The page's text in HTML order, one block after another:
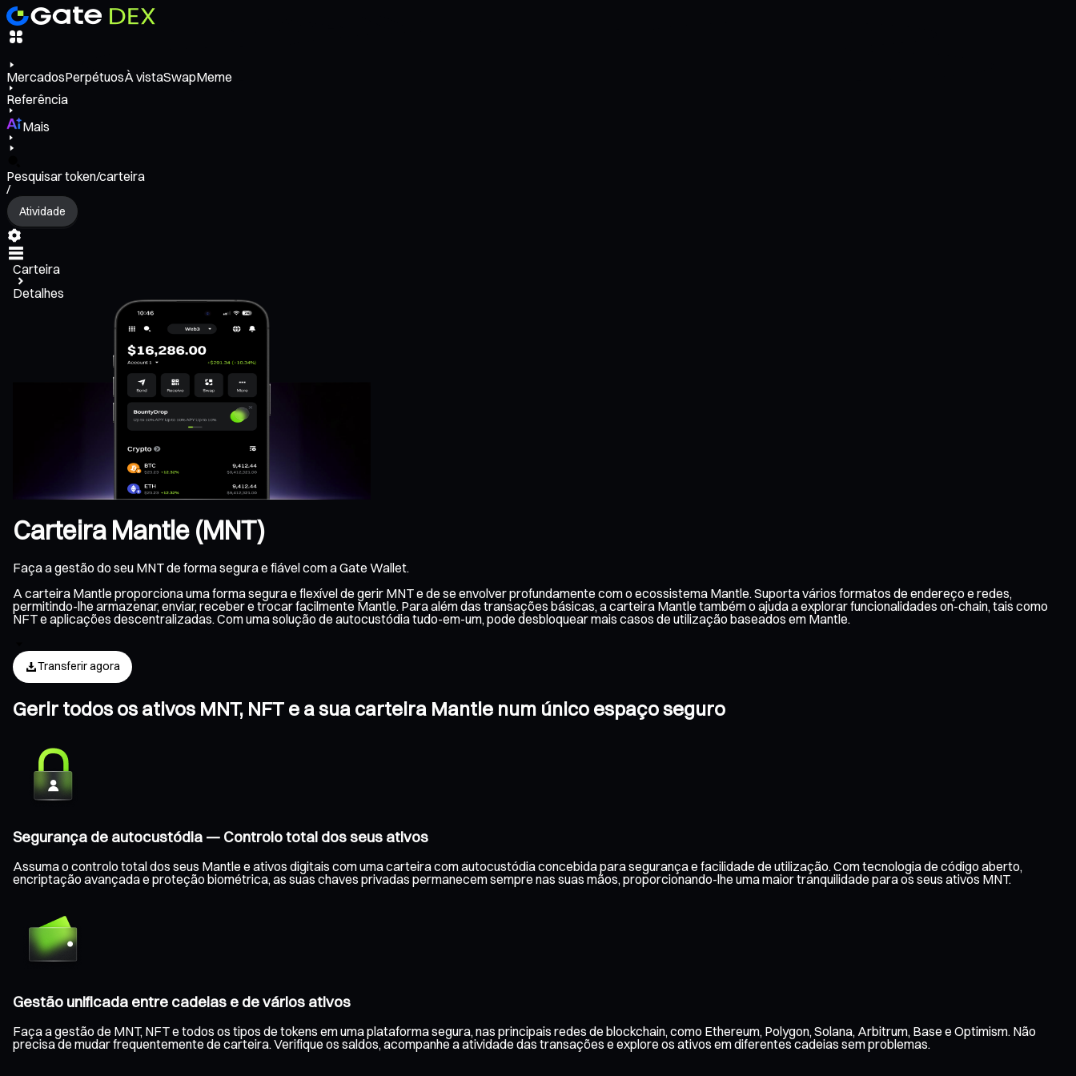
MercadosPerpétuosÀ vistaSwapMeme
Referência
Mais
Pesquisar token/carteira
/
Atividade
Carteira
Detalhes
Carteira Mantle (MNT)
Faça a gestão do seu MNT de forma segura e fiável com a Gate Wallet.
A carteira Mantle proporciona uma forma segura e flexível de gerir MNT e de se envolver profundamente com o ecossistema Mantle. Suporta vários formatos de endereço e redes,
permitindo-lhe armazenar, enviar, receber e trocar facilmente Mantle. Para além das transações básicas, a carteira Mantle também o ajuda a explorar funcionalidades on-chain, tais como
NFT e aplicações descentralizadas. Com uma solução de autocustódia tudo-em-um, pode desbloquear mais casos de utilização baseados em Mantle.
Transferir agora
Gerir todos os ativos MNT, NFT e a sua carteira Mantle num único espaço seguro
Segurança de autocustódia — Controlo total dos seus ativos
Assuma o controlo total dos seus Mantle e ativos digitais com uma carteira com autocustódia concebida para segurança e facilidade de utilização. Com tecnologia de código aberto,
encriptação avançada e proteção biométrica, as suas chaves privadas permanecem sempre nas suas mãos, proporcionando-lhe uma maior tranquilidade para os seus ativos MNT.
Gestão unificada entre cadeias e de vários ativos
Faça a gestão de MNT, NFT e todos os tipos de tokens em uma plataforma segura, nas principais redes de blockchain, como Ethereum, Polygon, Solana, Arbitrum, Base e Optimism. Não
precisa de mudar frequentemente de carteira. Verifique os saldos, acompanhe a atividade das transações e explore os ativos em diferentes cadeias sem problemas.